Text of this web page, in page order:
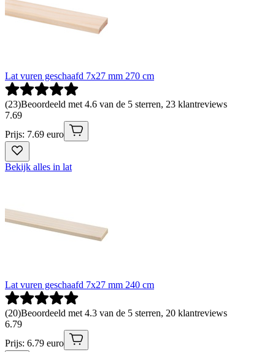
Lat vuren geschaafd 7x27 mm 270 cm
(23)Beoordeeld met 4.6 van de 5 sterren, 23 klantreviews
7.69
Prijs: 7.69 euro
Bekijk alles in lat
Lat vuren geschaafd 7x27 mm 240 cm
(20)Beoordeeld met 4.3 van de 5 sterren, 20 klantreviews
6.79
Prijs: 6.79 euro